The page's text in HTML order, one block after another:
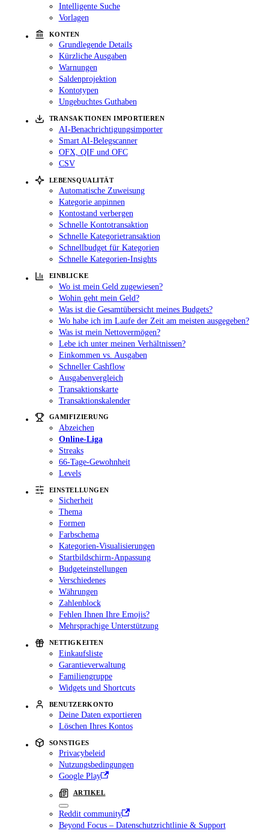
Intelligente Suche
Vorlagen
KONTEN
Grundlegende Details
Kürzliche Ausgaben
Warnungen
Saldenprojektion
Kontotypen
Ungebuchtes Guthaben
TRANSAKTIONEN IMPORTIEREN
AI-Benachrichtigungsimporter
Smart AI-Belegscanner
OFX, QIF und OFC
CSV
LEBENSQUALITÄT
Automatische Zuweisung
Kategorie anpinnen
Kontostand verbergen
Schnelle Kontotransaktion
Schnelle Kategorietransaktion
Schnellbudget für Kategorien
Schnelle Kategorien-Insights
EINBLICKE
Wo ist mein Geld zugewiesen?
Wohin geht mein Geld?
Was ist die Gesamtübersicht meines Budgets?
Wo habe ich im Laufe der Zeit am meisten ausgegeben?
Was ist mein Nettovermögen?
Lebe ich unter meinen Verhältnissen?
Einkommen vs. Ausgaben
Schneller Cashflow
Ausgabenvergleich
Transaktionskarte
Transaktionskalender
GAMIFIZIERUNG
Abzeichen
Online-Liga
Streaks
66-Tage-Gewohnheit
Levels
EINSTELLUNGEN
Sicherheit
Thema
Formen
Farbschema
Kategorien-Visualisierungen
Startbildschirm-Anpassung
Budgeteinstellungen
Verschiedenes
Währungen
Zahlenblock
Fehlen Ihnen Ihre Emojis?
Mehrsprachige Unterstützung
NETTIGKEITEN
Einkaufsliste
Garantieverwaltung
Familiengruppe
Widgets und Shortcuts
BENUTZERKONTO
Deine Daten exportieren
Löschen Ihres Kontos
SONSTIGES
Privacybeleid
Nutzungsbedingungen
Google Play
ARTIKEL
Reddit community
Beyond Focus – Datenschutzrichtlinie & Support